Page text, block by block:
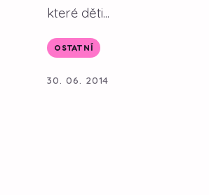
které děti...
OSTATNÍ
30. 06. 2014